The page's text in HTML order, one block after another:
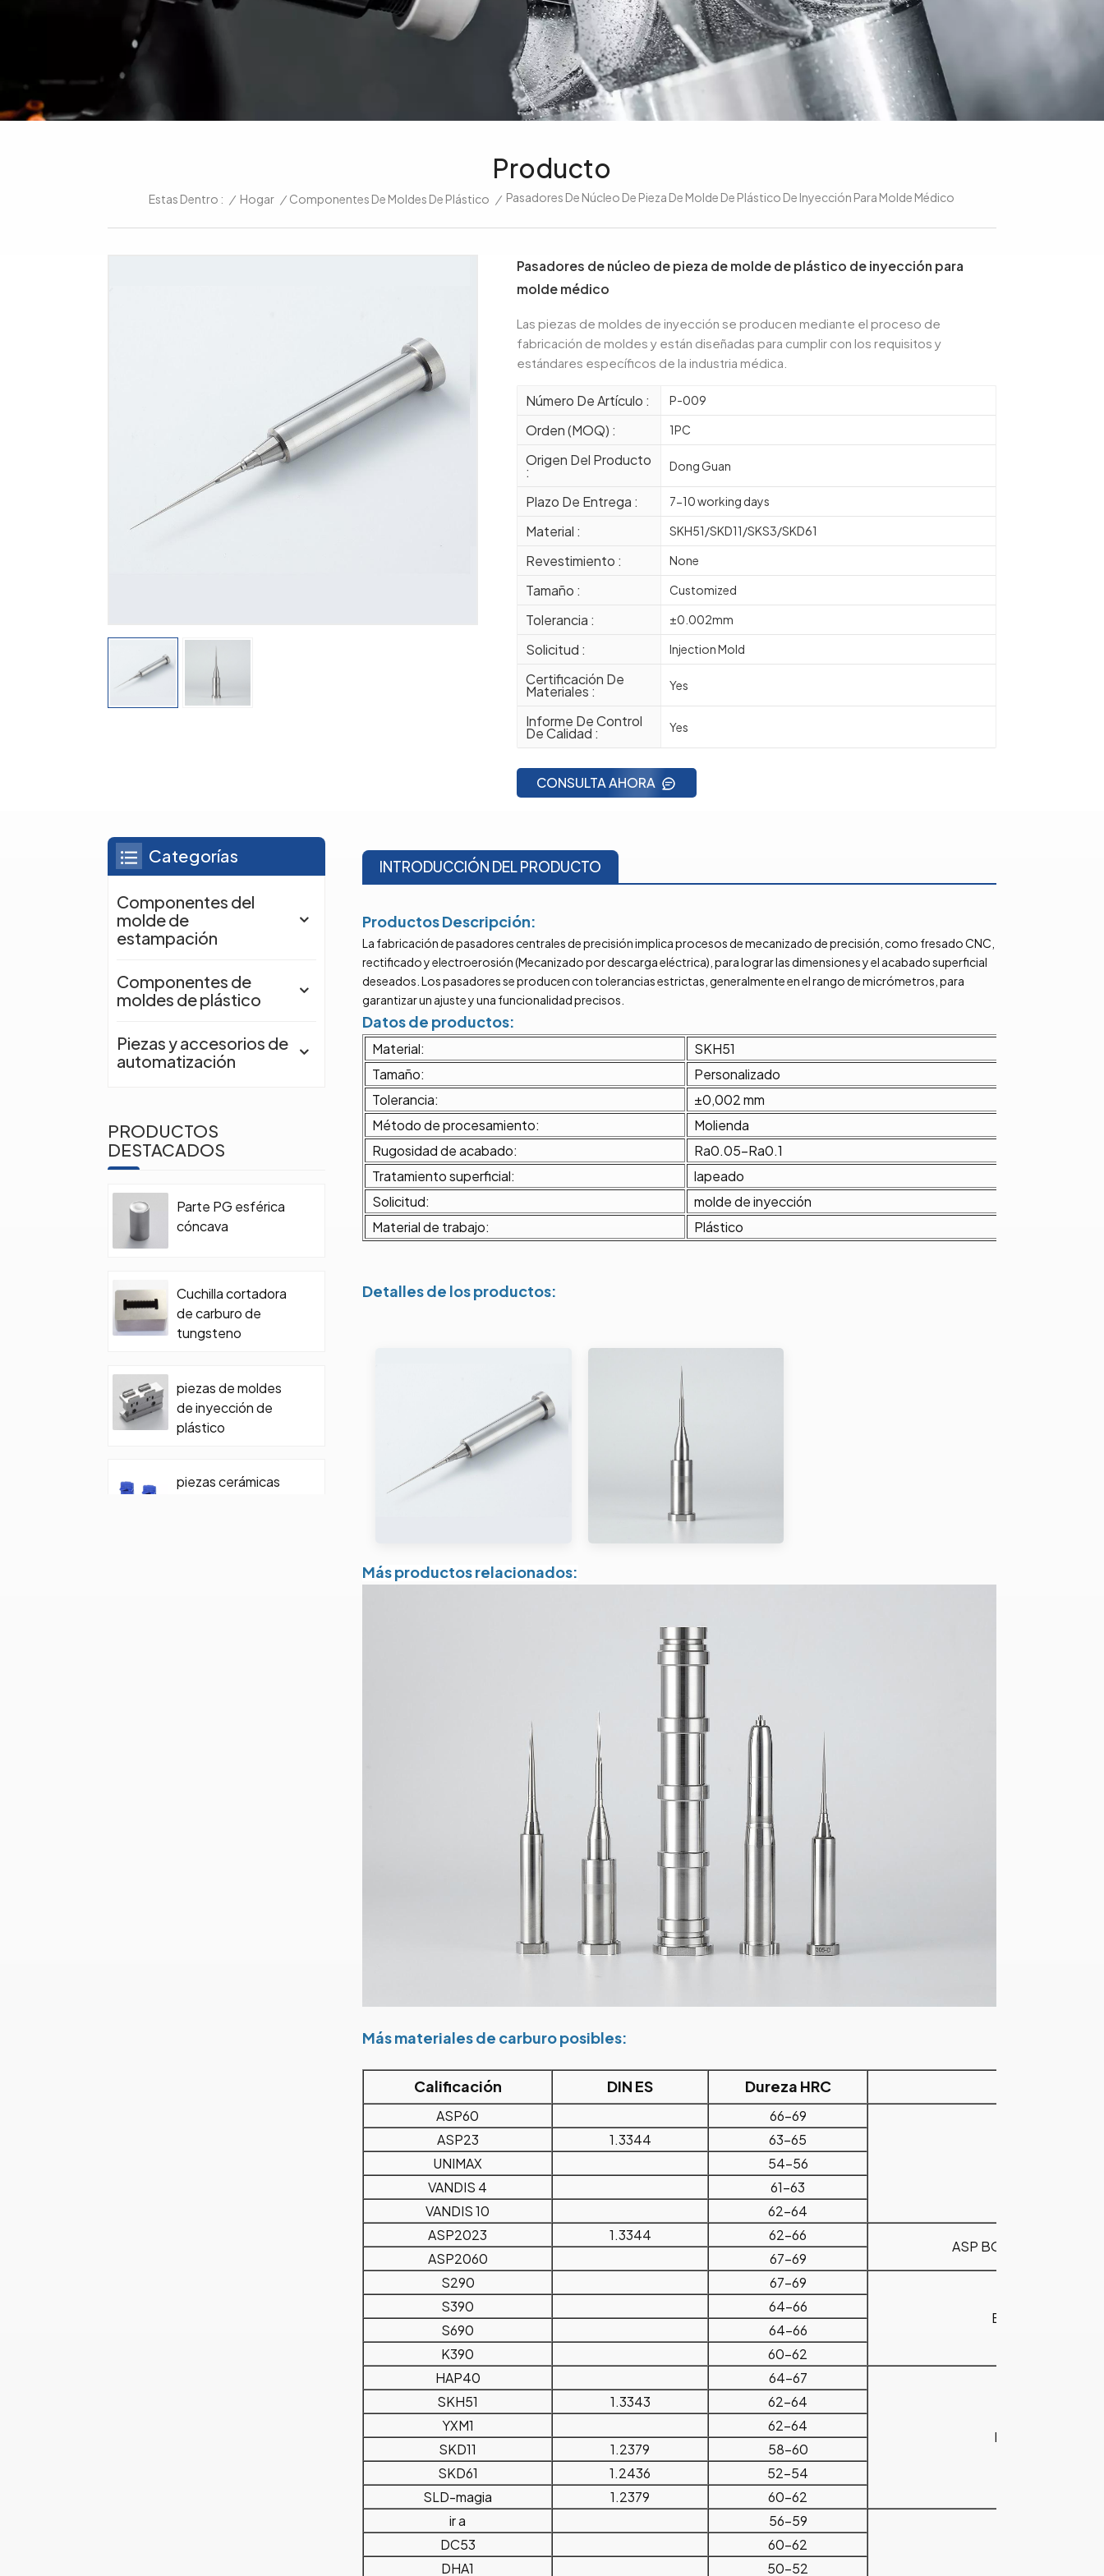
Producto
Estas Dentro : / Hogar / Componentes De Moldes De Plástico / Pasadores De Núcleo De Pieza De Molde De Plástico De Inyección Para Molde Médico
Pasadores de núcleo de pieza de molde de plástico de inyección para
molde médico
Las piezas de moldes de inyección se producen mediante el proceso de
fabricación de moldes y están diseñadas para cumplir con los requisitos y
estándares específicos de la industria médica.
Número De Artículo : P-009
Orden (MOQ) : 1PC
Origen Del Producto
: Dong Guan
Plazo De Entrega : 7-10 working days
Material : SKH51/SKD11/SKS3/SKD61
Revestimiento : None
Tamaño : Customized
Tolerancia : ±0.002mm
Solicitud : Injection Mold
Certificación De
Materiales : Yes
Informe De Control
De Calidad : Yes
CONSULTA AHORA
INTRODUCCIÓN DEL PRODUCTO
ProductosDescripción:
La fabricación de pasadores centrales de precisión implica procesos de mecanizado de precisión, como fresado CNC,
rectificado y electroerosión (Mecanizado por descarga eléctrica), para lograr las dimensiones y el acabado superficial
deseados. Los pasadores se producen con tolerancias estrictas, generalmente en el rango de micrómetros, para
garantizar un ajuste y una funcionalidad precisos.
Datos de productos:
Material:
SKH51
Tamaño:
Personalizado
Tolerancia:
±0,002 mm
Método de procesamiento:
Molienda
Rugosidad de acabado:
Ra0.05-Ra0.1
Tratamiento superficial:
lapeado
Solicitud:
molde de inyección
Material de trabajo:
Plástico
Detalles de los productos:
Más productos relacionados:
Más materiales de carburo posibles:
Calificación DIN ES Dureza HRC
ASP60 66-69
ASP23 1.3344
63-65
UNIMAX
54-56
VANDIS 4
61-63
VANDIS 10
62-64
ASP2023
1.3344 62-66
ASP BORRAR ACERO
ASP2060
67-69
S290
67-69
BOHLER
S390
64-66
S690
64-66
K390
60-62
HAP40
64-67
HITACHI
SKH51 1.3343
62-64
YXM1
62-64
SKD11
1.2379
58-60
SKD61
1.2436
52-54
SLD-magia
1.2379
60-62
ir a
56-59
DC53
60-62
DHA1
50-52
Categorías
Componentes del
molde de
estampación
Componentes de
moldes de plástico
Piezas y accesorios de
automatización
PRODUCTOS
DESTACADOS
Parte PG esférica
cóncava
Cuchilla cortadora
de carburo de
tungsteno
piezas de moldes
de inyección de
plástico
piezas cerámicas